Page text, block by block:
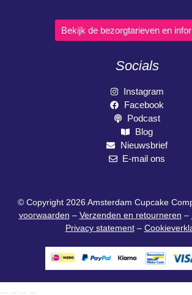
Bekijk de bezorgtarieven en
Socials
Instagram
Facebook
Podcast
Blog
Nieuwsbrief
E-mail ons
© Copyright 2026 Amsterdam Cupcake
voorwaarden – Verzenden en retourneren –
Privacy statement–